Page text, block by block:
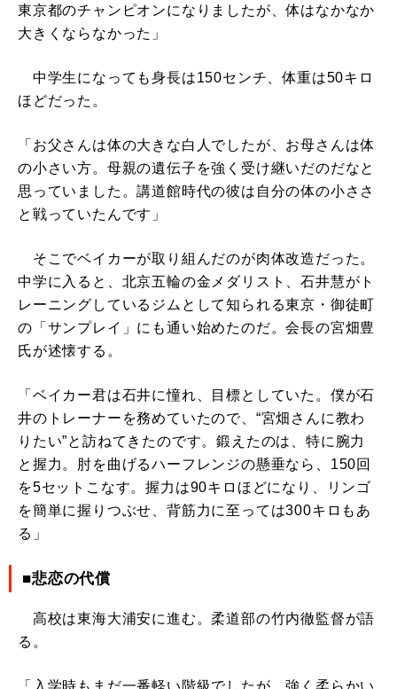
東京都のチャンピオンになりましたが、体はなかなか
大きくならなかった」
中学生になっても身長は150センチ、体重は50キロ
ほどだった。
「お父さんは体の大きな白人でしたが、お母さんは体
の小さい方。母親の遺伝子を強く受け継いだのだなと
思っていました。講道館時代の彼は自分の体の小ささ
と戦っていたんです」
そこでベイカーが取り組んだのが肉体改造だった。
中学に入ると、北京五輪の金メダリスト、石井慧がト
レーニングしているジムとして知られる東京・御徒町
の「サンプレイ」にも通い始めたのだ。会長の宮畑豊
氏が述懐する。
「ベイカー君は石井に憧れ、目標としていた。僕が石
井のトレーナーを務めていたので、“宮畑さんに教わ
りたい”と訪ねてきたのです。鍛えたのは、特に腕力
と握力。肘を曲げるハーフレンジの懸垂なら、150回
を5セットこなす。握力は90キロほどになり、リンゴ
を簡単に握りつぶせ、背筋力に至っては300キロもあ
る」
■悲恋の代償
高校は東海大浦安に進む。柔道部の竹内徹監督が語
る。